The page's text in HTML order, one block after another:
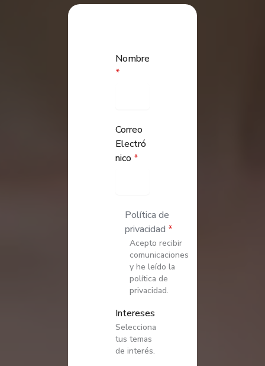
Nombre
*
Correo
Electró
nico *
Política de
privacidad *
Acepto recibir
comunicaciones
y he leído la
política de
privacidad.
Intereses
Selecciona
tus temas
de interés.